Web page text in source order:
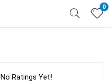
0
No Ratings Yet!